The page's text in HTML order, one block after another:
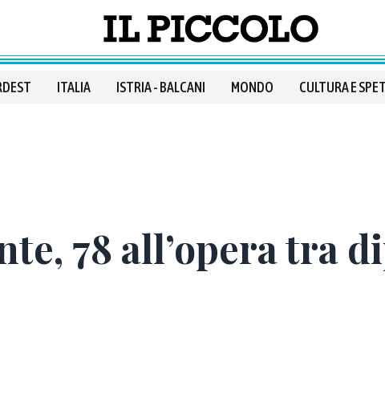
ITALIA ISTRIA - BALCANI MONDO CULTURA E
78 all’opera tra